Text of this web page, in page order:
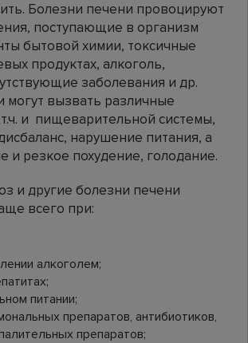
Болезни печени провоцируют
поступающие в организм
бытовой химии, токсичные
продуктах, алкоголь,
заболевания и др.
могут вызвать различные
и пищеварительной системы,
нарушение питания, а
и резкое похудение, голодание.
и другие болезни печени
всего при:
алкоголем;
питании;
препаратов, антибиотиков,
препаратов;